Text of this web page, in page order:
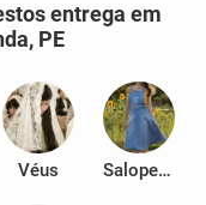
entrega em
PE
Véus Salopetes